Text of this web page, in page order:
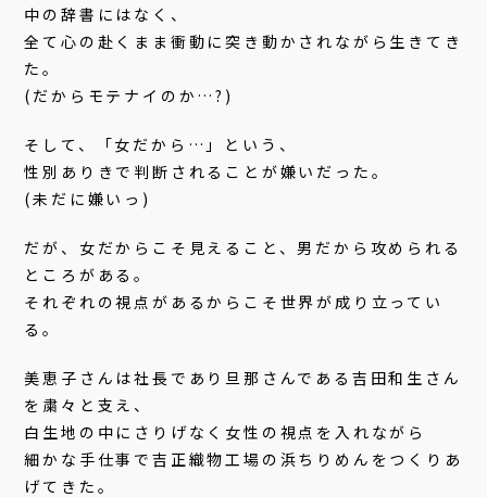
中の辞書にはなく、
全て心の赴くまま衝動に突き動かされながら生きてき
た。
(だからモテナイのか…?)
そして、「女だから…」という、
性別ありきで判断されることが嫌いだった。
(未だに嫌いっ)
だが、女だからこそ見えること、男だから攻められる
ところがある。
それぞれの視点があるからこそ世界が成り立ってい
る。
美恵子さんは社長であり旦那さんである吉田和生さん
を粛々と支え、
白生地の中にさりげなく女性の視点を入れながら
細かな手仕事で吉正織物工場の浜ちりめんをつくりあ
げてきた。